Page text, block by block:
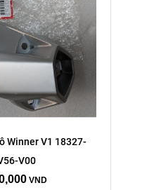
Winner V1 18327-
V00
VND